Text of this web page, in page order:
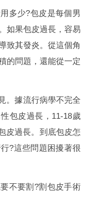
多少?包皮是每個男
如果包皮過長，容易
致其發炎。從這個角
的問題，還能從一定
。據流行病學不完全
包皮過長，11-18歲
皮過長。到底包皮怎
?這些問題困擾著很
不要割?割包皮手術